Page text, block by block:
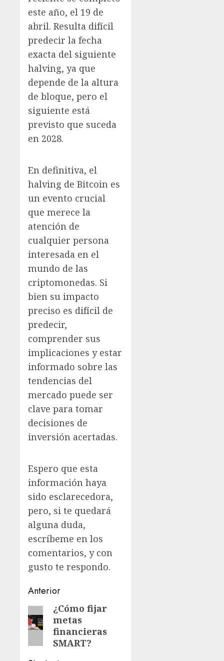
este año, el 19 de
abril. Resulta difícil
predecir la fecha
exacta del siguiente
halving, ya que
depende de la altura
de bloque, pero el
siguiente está
previsto que suceda
en 2028.
En definitiva, el
halving de Bitcoin es
un evento crucial
que merece la
atención de
cualquier persona
interesada en el
mundo de las
criptomonedas. Si
bien su impacto
preciso es difícil de
predecir,
comprender sus
implicaciones y estar
informado sobre las
tendencias del
mercado puede ser
clave para tomar
decisiones de
inversión acertadas.
Espero que esta
información haya
sido esclarecedora,
pero, si te quedará
alguna duda,
escríbeme en los
comentarios, y con
gusto te respondo.
Anterior
¿Cómo fijar
metas
financieras
SMART?